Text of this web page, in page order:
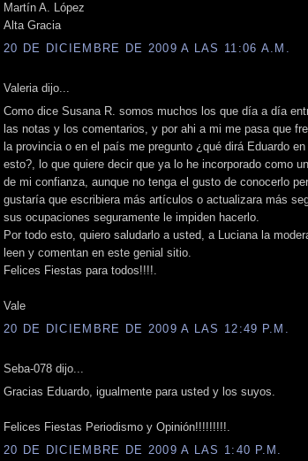
Martín A. López
Alta Gracia
20 DE DICIEMBRE DE 2009 A LAS 11:06 A.M.
Valeria dijo...
Como dice Susana R. somos muchos los que día a día
las notas y los comentarios, y por ahi a mi me pasa que
la provincia o en el país me pregunto ¿qué dirá Eduardo
esto?, lo que quiere decir que ya lo he incorporado como
de mi confianza, aunque no tenga el gusto de conocerlo
gustaría que escribiera más artículos o actualizara más
sus ocupaciones seguramente le impiden hacerlo.
Por todo esto, quiero saludarlo a usted, a Luciana la
leen y comentan en este genial sitio.
Felices Fiestas para todos!!!!.
Vale
20 DE DICIEMBRE DE 2009 A LAS 12:49 P.M.
Seba-078 dijo...
Gracias Eduardo, igualmente para usted y los suyos.
Felices Fiestas Periodismo y Opinión!!!!!!!!!.
20 DE DICIEMBRE DE 2009 A LAS 1:40 P.M.